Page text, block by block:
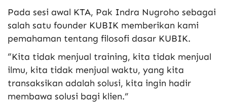
Pada sesi awal KTA, Pak Indra Nugroho sebagai
salah satu founder KUBIK memberikan kami
pemahaman tentang filosofi dasar KUBIK.
“Kita tidak menjual training, kita tidak menjual
ilmu, kita tidak menjual waktu, yang kita
transaksikan adalah solusi, kita ingin hadir
membawa solusi bagi klien.”